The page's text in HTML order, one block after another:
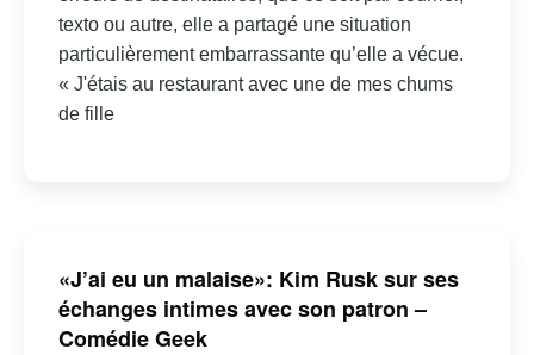
texto ou autre, elle a partagé une situation
particulièrement embarrassante qu’elle a vécue.
« J'étais au restaurant avec une de mes chums
de fille
«J’ai eu un malaise»: Kim Rusk sur ses
échanges intimes avec son patron –
Comédie Geek